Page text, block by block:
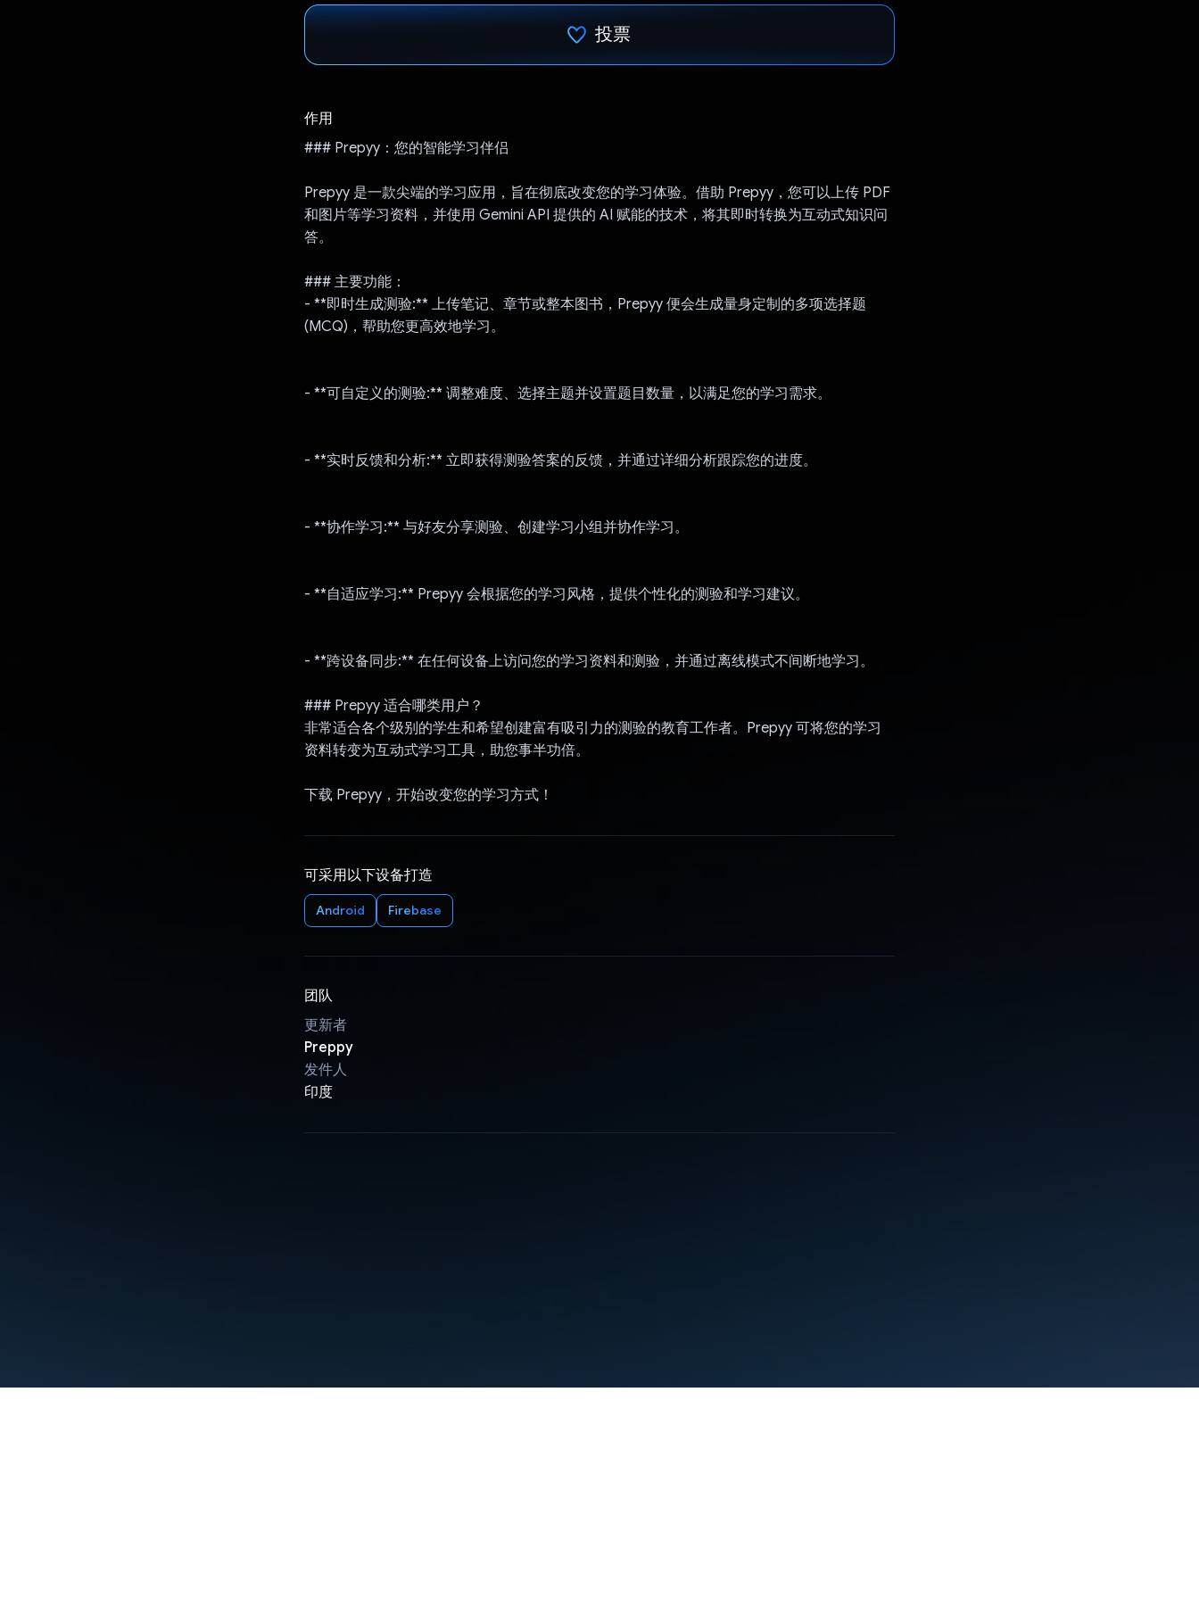
投票
作用
### Prepyy：您的智能学习伴侣
Prepyy 是一款尖端的学习应用，旨在彻底改变您的学习体验。借助 Prepyy，您可以上传 PDF
和图片等学习资料，并使用 Gemini API 提供的 AI 赋能的技术，将其即时转换为互动式知识问
答。
### 主要功能：
- **即时生成测验:** 上传笔记、章节或整本图书，Prepyy 便会生成量身定制的多项选择题
(MCQ)，帮助您更高效地学习。
- **可自定义的测验:** 调整难度、选择主题并设置题目数量，以满足您的学习需求。
- **实时反馈和分析:** 立即获得测验答案的反馈，并通过详细分析跟踪您的进度。
- **协作学习:** 与好友分享测验、创建学习小组并协作学习。
- **自适应学习:** Prepyy 会根据您的学习风格，提供个性化的测验和学习建议。
- **跨设备同步:** 在任何设备上访问您的学习资料和测验，并通过离线模式不间断地学习。
### Prepyy 适合哪类用户？
非常适合各个级别的学生和希望创建富有吸引力的测验的教育工作者。Prepyy 可将您的学习
资料转变为互动式学习工具，助您事半功倍。
下载 Prepyy，开始改变您的学习方式！
可采用以下设备打造
Android Firebase
团队
更新者
Preppy
发件人
印度